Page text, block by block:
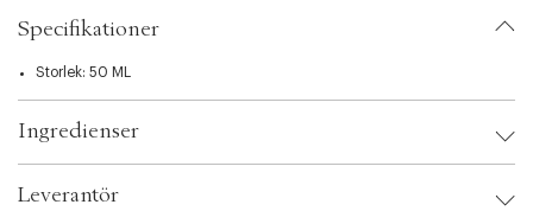
s
l
t
n
Specifikationer
Storlek: 50 ML
Ingredienser
Leverantör